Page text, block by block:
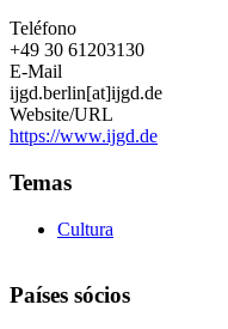
Teléfono
+49 30 61203130
E-Mail
ijgd.berlin[at]ijgd.de
Website/URL
https://www.ijgd.de
Temas
Cultura
Países sócios